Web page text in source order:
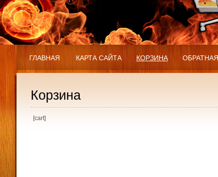
ГЛАВНАЯ КАРТА САЙТА КОРЗИНА
Корзина
[cart]